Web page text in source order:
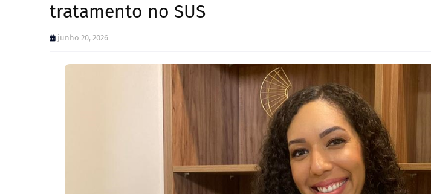
tratamento no SUS
junho 20, 2026